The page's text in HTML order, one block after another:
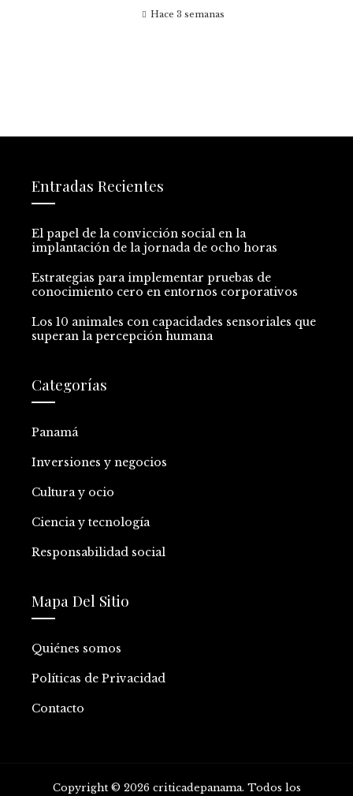
Hace 3 semanas
Entradas Recientes
El papel de la convicción social en la
implantación de la jornada de ocho horas
Estrategias para implementar pruebas de
conocimiento cero en entornos corporativos
Los 10 animales con capacidades sensoriales que
superan la percepción humana
Categorías
Panamá
Inversiones y negocios
Cultura y ocio
Ciencia y tecnología
Responsabilidad social
Mapa Del Sitio
Quiénes somos
Políticas de Privacidad
Contacto
Copyright © 2026 criticadepanama. Todos los